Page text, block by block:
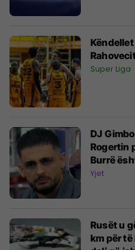
Super Liga
DJ
Rogertin
Burrë
nuk bën
Yjet
Rusët u
km për të